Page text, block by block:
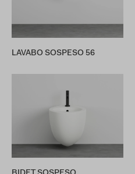
LAVABO SOSPESO 56